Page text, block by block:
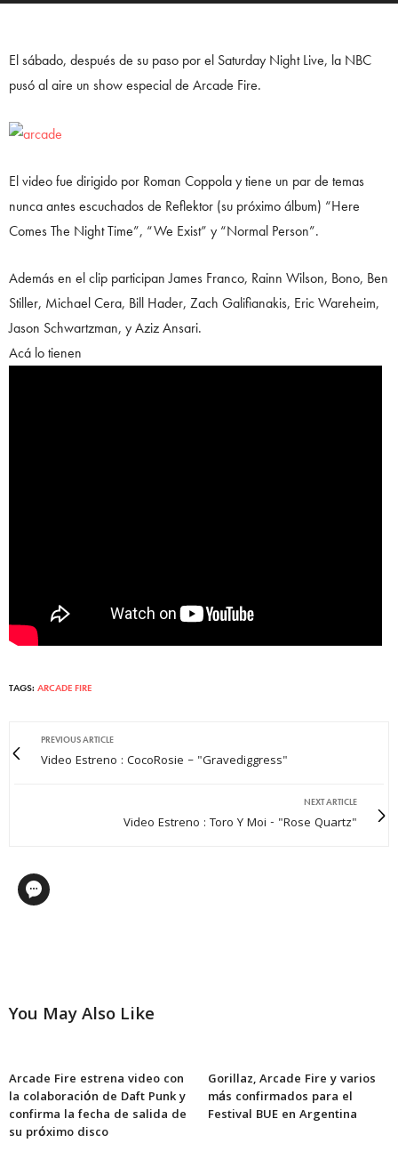
El sábado, después de su paso por el Saturday Night Live, la NBC
pusó al aire un show especial de Arcade Fire.
El video fue dirigido por Roman Coppola y tiene un par de temas
nunca antes escuchados de Reflektor (su próximo álbum) “Here
Comes The Night Time”, “We Exist” y “Normal Person”.
Además en el clip participan James Franco, Rainn Wilson, Bono, Ben
Stiller, Michael Cera, Bill Hader, Zach Galifianakis, Eric Wareheim,
Jason Schwartzman, y Aziz Ansari.
Acá lo tienen
TAGS: ARCADE FIRE
PREVIOUS ARTICLE
Video Estreno : CocoRosie – "Gravediggress"
NEXT ARTICLE
Video Estreno : Toro Y Moi - "Rose Quartz"
You May Also Like
Arcade Fire estrena video con
la colaboración de Daft Punk y
confirma la fecha de salida de
su próximo disco
Gorillaz, Arcade Fire y varios
más confirmados para el
Festival BUE en Argentina